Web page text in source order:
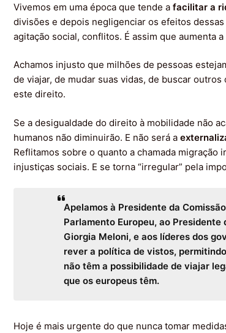
Vivemos em uma época que tende a facilitar a
divisões e depois negligenciar os efeitos
agitação social, conflitos. É assim que aumenta a
Achamos injusto que milhões de pessoas
de viajar, de mudar suas vidas, de buscar
este direito.
Se a desigualdade do direito à mobilidade não
humanos não diminuirão. E não será a
Reflitamos sobre o quanto a chamada migração
injustiças sociais. E se torna “irregular” pela
Apelamos à Presidente da
Parlamento Europeu, ao
Giorgia Meloni, e aos líderes dos
rever a política de vistos,
não têm a possibilidade de viajar
que os europeus têm.
Hoje é mais urgente do que nunca tomar